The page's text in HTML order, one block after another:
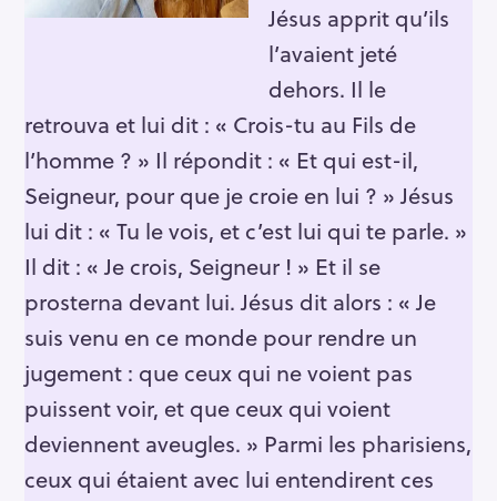
Jésus apprit qu’ils
l’avaient jeté
dehors. Il le
retrouva et lui dit : « Crois-tu au Fils de
l’homme ? » Il répondit : « Et qui est-il,
Seigneur, pour que je croie en lui ? » Jésus
lui dit : « Tu le vois, et c’est lui qui te parle. »
Il dit : « Je crois, Seigneur ! » Et il se
prosterna devant lui. Jésus dit alors : « Je
suis venu en ce monde pour rendre un
jugement : que ceux qui ne voient pas
puissent voir, et que ceux qui voient
deviennent aveugles. » Parmi les pharisiens,
ceux qui étaient avec lui entendirent ces